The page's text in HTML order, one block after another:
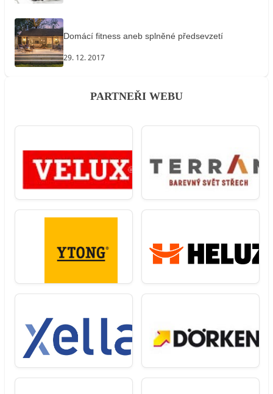
Domácí fitness aneb splněné předsevzetí
29. 12. 2017
PARTNEŘI WEBU